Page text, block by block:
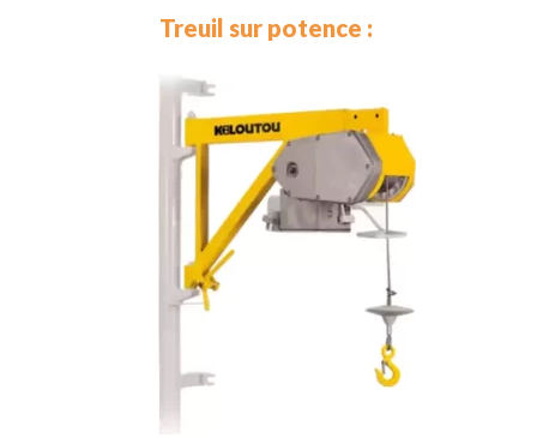
Treuil sur potence :